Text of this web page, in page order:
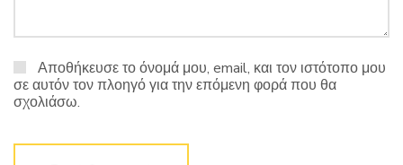
Αποθήκευσε το όνομά μου, email, και τον ιστότοπο μου
σε αυτόν τον πλοηγό για την επόμενη φορά που θα
σχολιάσω.